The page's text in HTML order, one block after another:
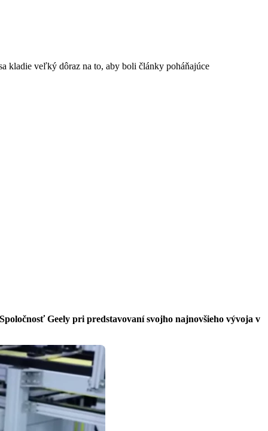
kladie veľký dôraz na to, aby boli články poháňajúce
Geely pri predstavovaní svojho najnovšieho vývoja v